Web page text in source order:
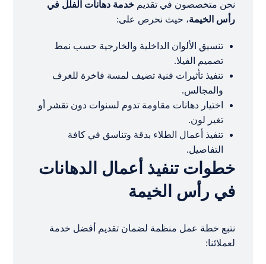
نحن متخصصون في تقديمخدمة دهانات الفلل في
رأس الخيمة، حيث نحرص على:
تنسيق الألوان الداخلية والخارجية حسب نمط
تصميم الفيلا.
تنفيذ تأثيرات فنية تضيف لمسة فاخرة للغرف
والمجالس.
اختيار دهانات مقاومة تدوم لسنوات دون تقشر أو
تغير لون.
تنفيذ أعمال الطلاء بدقة وتناسق في كافة
التفاصيل.
خطوات تنفيذ أعمال الدهانات
في رأس الخيمة
نتبع خطة عمل منظمة لضمان تقديم أفضل خدمة
لعملائنا: